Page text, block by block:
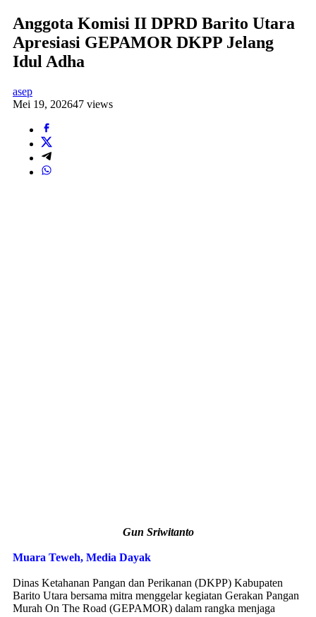
Anggota Komisi II DPRD Barito Utara
Apresiasi GEPAMOR DKPP Jelang
Idul Adha
asep
Mei 19, 202647 views
Gun Sriwitanto
Muara Teweh, Media Dayak
Dinas Ketahanan Pangan dan Perikanan (DKPP) Kabupaten
Barito Utara bersama mitra menggelar kegiatan Gerakan Pangan
Murah On The Road (GEPAMOR) dalam rangka menjaga